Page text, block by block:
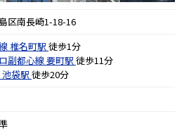
区南長崎1-18-16
椎名町駅 徒歩1分
副都心線要町駅 徒歩11分
池袋駅 徒歩20分